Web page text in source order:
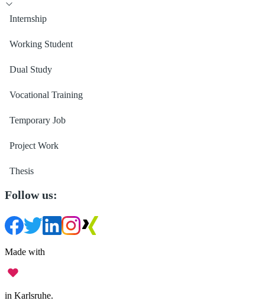
Internship
Working Student
Dual Study
Vocational Training
Temporary Job
Project Work
Thesis
Follow us:
Made with
in Karlsruhe.